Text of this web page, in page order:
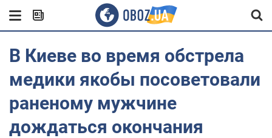
В Киеве во время обстрела
медики якобы посоветовали
раненому мужчине
дождаться окончания